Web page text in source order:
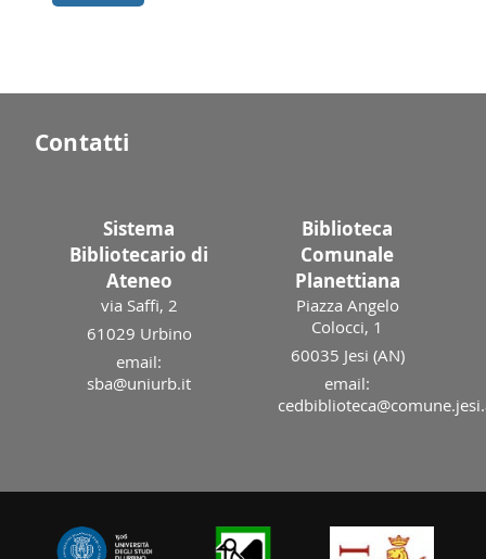
Contatti
Sistema
Bibliotecario di
Ateneo
via Saffi, 2
61029 Urbino
email:
sba@uniurb.it
Biblioteca
Comunale
Planettiana
Piazza Angelo
Colocci, 1
60035 Jesi (AN)
email: